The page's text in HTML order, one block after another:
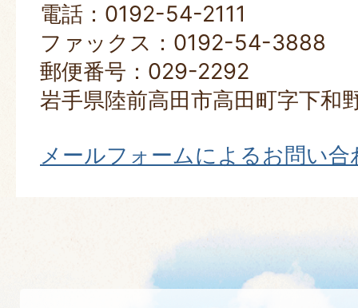
電話：0192-54-2111
ファックス：0192-54-3888
郵便番号：029-2292
岩手県陸前高田市高田町字下和
メールフォームによるお問い合